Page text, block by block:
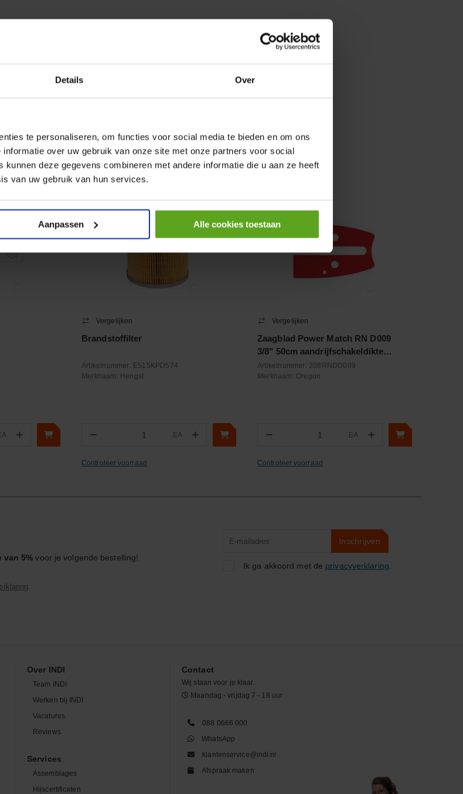
Details Over
te personaliseren, om functies voor social media te bieden en om ons
over uw gebruik van onze site met onze partners voor social
deze gegevens combineren met andere informatie die u aan ze heeft
van uw gebruik van hun services.
Aanpassen Alle cookies toestaan
Merknaam:Emmegi
+
Vergelijken
Brandstoffilter
Artikelnummer: E515KPD574
Merknaam: Hengst
− EA +
Controleer voorraad
Vergelijken
Zaagblad Power Match RN D009
3/8" 50cm aandrijfschakeldikte
1.5mm
Artikelnummer: 208RNDD009
Merknaam: Oregon
− EA +
Controleer voorraad
van 5% voor je volgende bestelling!
.
Inschrijven
Ik ga akkoord met de privacyverklaring
Over INDI
Team INDI
Werken bij INDI
Vacatures
Reviews
Services
Assemblages
Hijscertificaten
Contact
Wij staan voor je klaar.
Maandag - vrijdag 7 - 18 uur
088 0666 000
WhatsApp
klantenservice@indi.nl
Afspraak maken